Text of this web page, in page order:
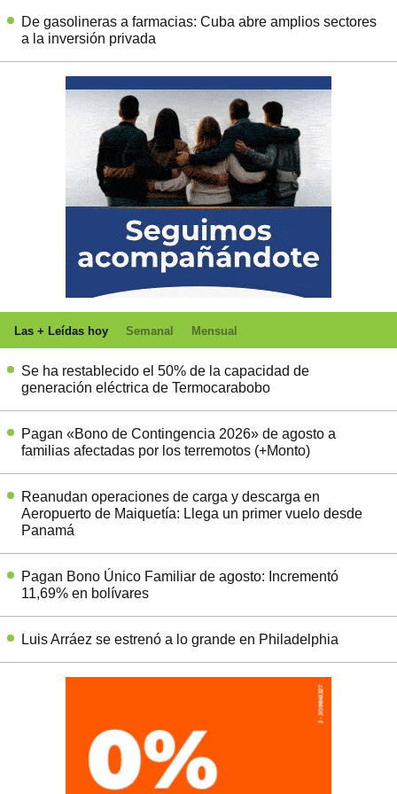
De gasolineras a farmacias: Cuba abre amplios sectores
a la inversión privada
Las + Leídas hoy Semanal Mensual
Se ha restablecido el 50% de la capacidad de
generación eléctrica de Termocarabobo
Pagan «Bono de Contingencia 2026» de agosto a
familias afectadas por los terremotos (+Monto)
Reanudan operaciones de carga y descarga en
Aeropuerto de Maiquetía: Llega un primer vuelo desde
Panamá
Pagan Bono Único Familiar de agosto: Incrementó
11,69% en bolívares
Luis Arráez se estrenó a lo grande en Philadelphia